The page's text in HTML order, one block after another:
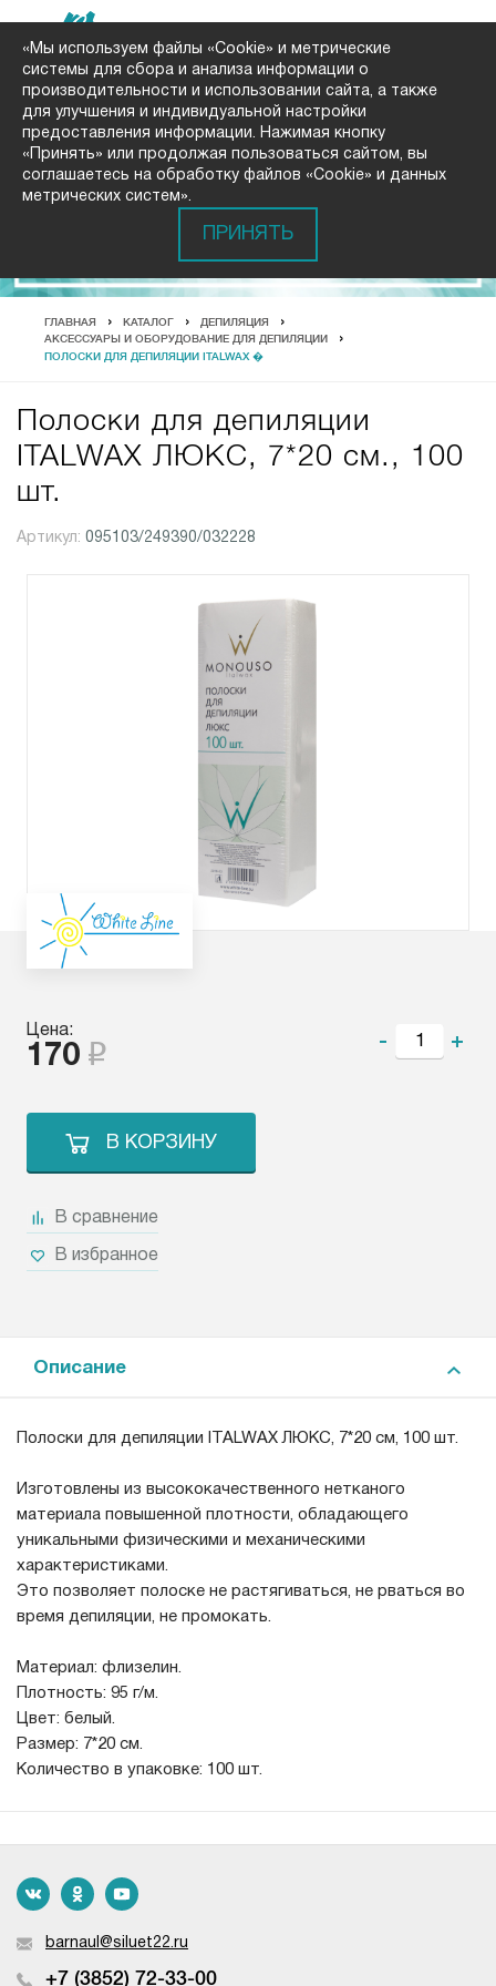
ГЛАВНАЯ КАТАЛОГ
ДЕПИЛЯЦИЯ
АКСЕССУАРЫ И ОБОРУДОВАНИЕ ДЛЯ ДЕПИЛЯЦИИ
ПОЛОСКИ ДЛЯ ДЕПИЛЯЦИИ ITALWAX �
Полоски для депиляции
ITALWAX ЛЮКС, 7*20 см., 100
шт.
Артикул: 095103/249390/032228
Цена:
170
- +
В КОРЗИНУ
В сравнение
В избранное
Описание
Полоски для депиляции ITALWAX ЛЮКС, 7*20 см, 100 шт.
Изготовлены из высококачественного нетканого
материала повышенной плотности, обладающего
уникальными физическими и механическими
характеристиками.
Это позволяет полоске не растягиваться, не рваться во
время депиляции, не промокать.
Материал: флизелин.
Плотность: 95 г/м.
Цвет: белый.
Размер: 7*20 см.
Количество в упаковке: 100 шт.
barnaul@siluet22.ru
+7 (3852) 72-33-00
«Мы используем файлы «Cookie» и метрические
системы для сбора и анализа информации о
производительности и использовании сайта, а также
для улучшения и индивидуальной настройки
предоставления информации. Нажимая кнопку
«Принять» или продолжая пользоваться сайтом, вы
соглашаетесь на обработку файлов «Cookie» и данных
метрических систем».
ПРИНЯТЬ